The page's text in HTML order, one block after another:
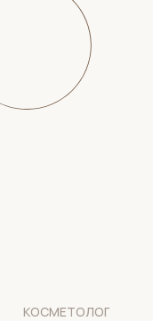
КОСМЕТОЛОГИЯ И